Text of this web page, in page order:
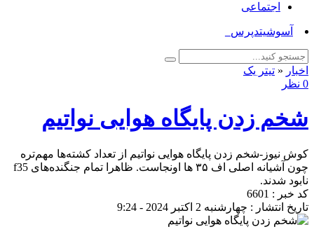
اجتماعی
آسوشیتدپرس: صدها ن_
اخبار « تیتر یک
0 نظر
شخم زدن پایگاه هوایی نواتیم
کوش نیوز-شخم زدن پایگاه هوایی نواتیم از تعداد کشته‌ها مهم‌تره
چون آشیانه اصلی اف ۳۵ ها اونجاست. ظاهرا تمام جنگنده‌های f35
نابود شدند.
کد خبر : 6601
تاریخ انتشار : چهارشنبه 2 اکتبر 2024 - 9:24